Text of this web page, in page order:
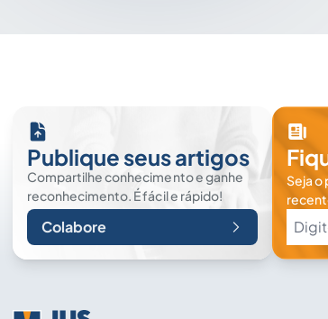
Publique seus artigos
Compartilhe conhecimento e ganhe
reconhecimento. É fácil e rápido!
Colabore
Seja o